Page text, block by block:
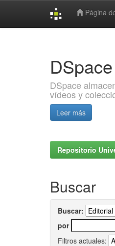
Página
DSpace
DSpace
vídeos y
Leer más
Repositorio
Buscar
Buscar:
por
Filtros actuales: